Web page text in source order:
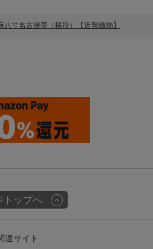
八寸名古屋帯（横段）【近賢織物】
トップへ
連サイト